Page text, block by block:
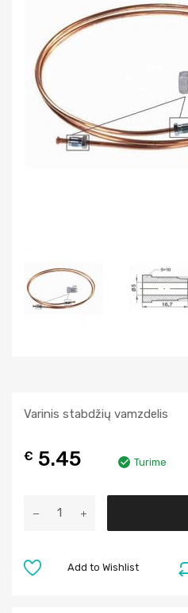
Varinis stabdžių vamzdelis
€ 5.45 Turime
Add to Wishlist